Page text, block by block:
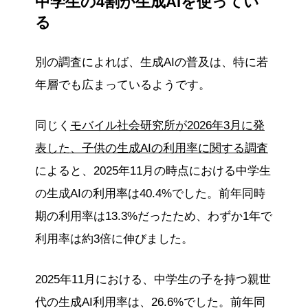
る
別の調査によれば、生成AIの普及は、特に若
年層でも広まっているようです。
同じく モバイル社会研究所が2026年3月に発
表した、子供の生成AIの利用率に関する調査
によると、2025年11月の時点における中学生
の生成AIの利用率は40.4%でした。前年同時
期の利用率は13.3%だったため、わずか1年で
利用率は約3倍に伸びました。
2025年11月における、中学生の子を持つ親世
代の生成AI利用率は、26.6%でした。前年同